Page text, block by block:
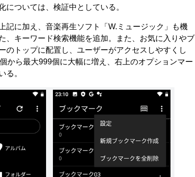
については、検証中としている。
記に加え、音楽再生ソフト「W.ミュージック」も機
、キーワード検索機能を追加。また、お気に入りやブ
のトップに配置し、ユーザーがアクセスしやすくし
から最大999個に大幅に増え、右上のオプションマー
る。